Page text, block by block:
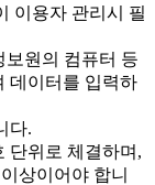
이용자 관리시 필
원의 컴퓨터 등
데이터를 입력하
다.
단위로 체결하며,
상이어야 합니